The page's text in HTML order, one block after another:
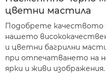
цветни мастила
Подобрете качеството
нашето
и цветни багрилни
при отпечатването на
ярки и живи